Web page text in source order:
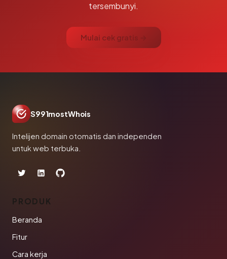
tersembunyi.
Mulai cek gratis →
S991mostWhois
Intelijen domain otomatis dan independen
untuk web terbuka.
PRODUK
Beranda
Fitur
Cara kerja